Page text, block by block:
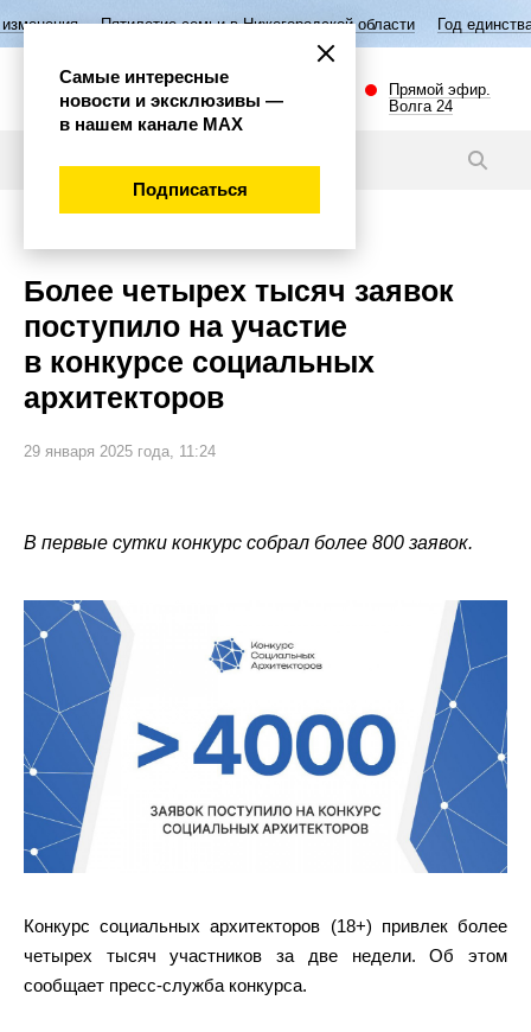
семьи в Нижегородской области Год единства народов
Прямой эфир.
Волга 24
Более четырех тысяч заявок
поступило на участие
в конкурсе социальных
архитекторов
29 января 2025 года, 11:24
В первые сутки конкурс собрал более 800 заявок.
Конкурс социальных архитекторов (18+) привлек более
четырех тысяч участников за две недели. Об этом
сообщает пресс-служба конкурса.
Самые интересные
новости и эксклюзивы —
в нашем канале МАХ
Подписаться